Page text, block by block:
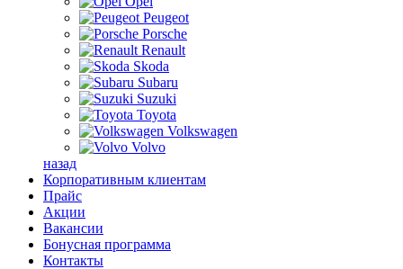
Peugeot
Porsche
Renault
Skoda
Subaru
Suzuki
Toyota
Volkswagen
Volvo
назад
Корпоративным клиентам
Прайс
Акции
Вакансии
Бонусная программа
Контакты